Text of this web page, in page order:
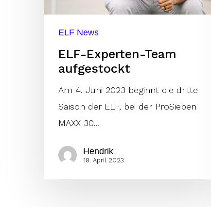
ELF News
ELF-Experten-Team
aufgestockt
Am 4. Juni 2023 beginnt die dritte
Saison der ELF, bei der ProSieben
MAXX 30…
Hendrik
18. April 2023